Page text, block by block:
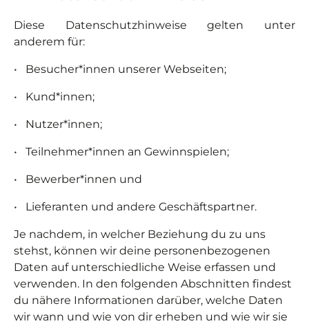
Diese Datenschutzhinweise gelten unter
anderem für:
• Besucher*innen unserer Webseiten;
• Kund*innen;
• Nutzer*innen;
• Teilnehmer*innen an Gewinnspielen;
• Bewerber*innen und
• Lieferanten und andere Geschäftspartner.
Je nachdem, in welcher Beziehung du zu uns
stehst, können wir deine personenbezogenen
Daten auf unterschiedliche Weise erfassen und
verwenden. In den folgenden Abschnitten findest
du nähere Informationen darüber, welche Daten
wir wann und wie von dir erheben und wie wir sie